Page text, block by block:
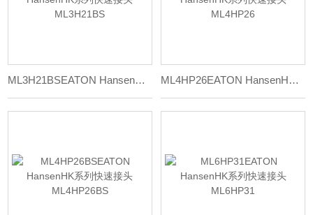
ML3H21BSEATON HansenHK系列快速接头ML3H21BS ML4HP26EATON HansenHK系列快速接头ML4HP26